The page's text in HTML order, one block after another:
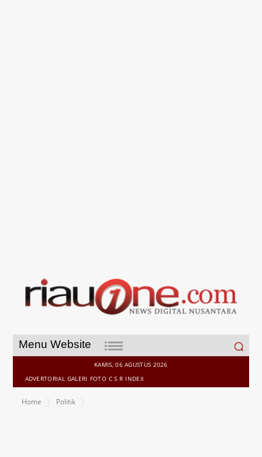
Menu Website
Search
for:
KAMIS, 06 AGUSTUS 2026
ADVERTORIAL GALERI FOTO C S R INDEX
Home
Politik